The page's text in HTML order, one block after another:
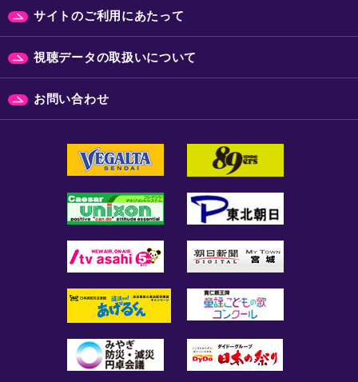
サイトのご利用にあたって
視聴データの取扱いについて
お問い合わせ